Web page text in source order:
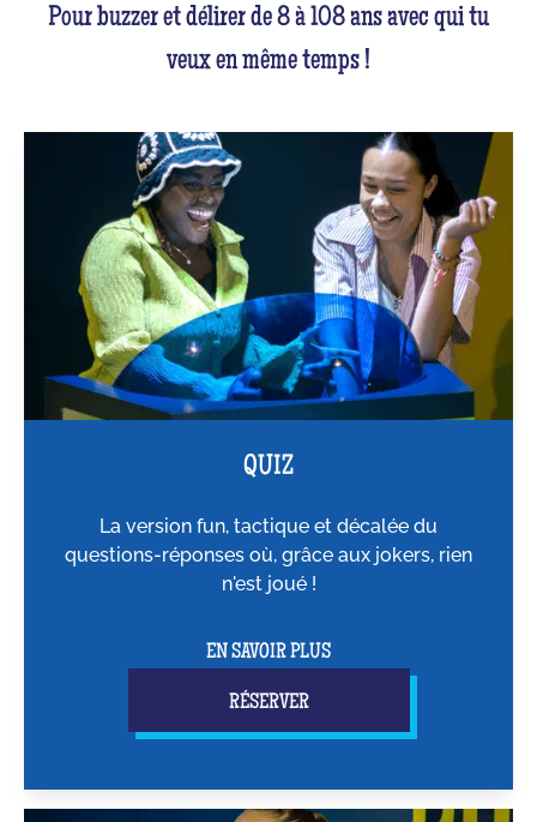
Pour buzzer et délirer de 8 à 108 ans avec qui tu
veux en même temps !
QUIZ
La version fun, tactique et décalée du
questions-réponses où, grâce aux jokers, rien
n'est joué !
EN SAVOIR PLUS
RÉSERVER